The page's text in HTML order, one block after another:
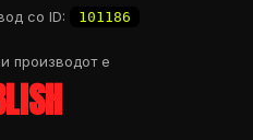
со ID: 101186
производот e